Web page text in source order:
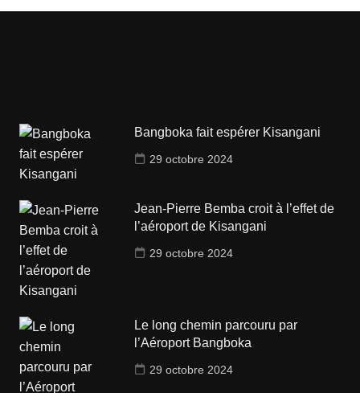
Bangboka fait espérer Kisangani
29 octobre 2024
Jean-Pierre Bemba croit à l’effet de
l’aéroport de Kisangani
29 octobre 2024
Le long chemin parcouru par
l’Aéroport Bangboka
29 octobre 2024